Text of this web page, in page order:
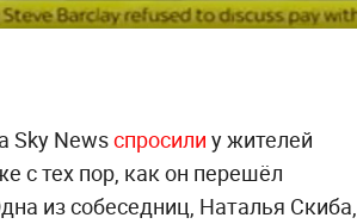
Sky Newsспросили у жителей
с тех пор, как он перешёл
из собеседниц, Наталья Скиба,